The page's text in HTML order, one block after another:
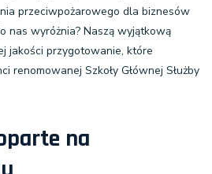
przeciwpożarowego dla biznesów
nas wyróżnia? Naszą wyjątkową
jakości przygotowanie, które
renomowanej Szkoły Głównej Służby
na